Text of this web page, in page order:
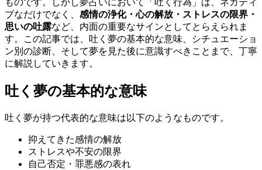
ブなだけでなく、 感情の浄化・心の解放・ストレスの限界・
思いの吐露など、内面の重要なサインとしてとらえられま
す。この記事では、吐く夢の基本的な意味、シチュエーショ
ン別の診断、そして夢を見た後に意識すべきことまで、丁寧
に解説していきます。
吐く夢の基本的な意味
吐く夢が持つ代表的な意味は以下のようなものです。
抑えてきた感情の解放
ストレスや不安の限界
自己否定・罪悪感の表れ